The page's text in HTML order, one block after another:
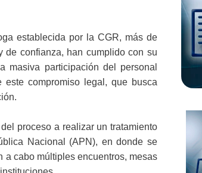
establecida por la CGR, más de
de confianza, han cumplido con su
masiva participación del personal
compromiso legal, que busca
proceso a realizar un tratamiento
Nacional (APN), en donde se
a cabo múltiples encuentros, mesas